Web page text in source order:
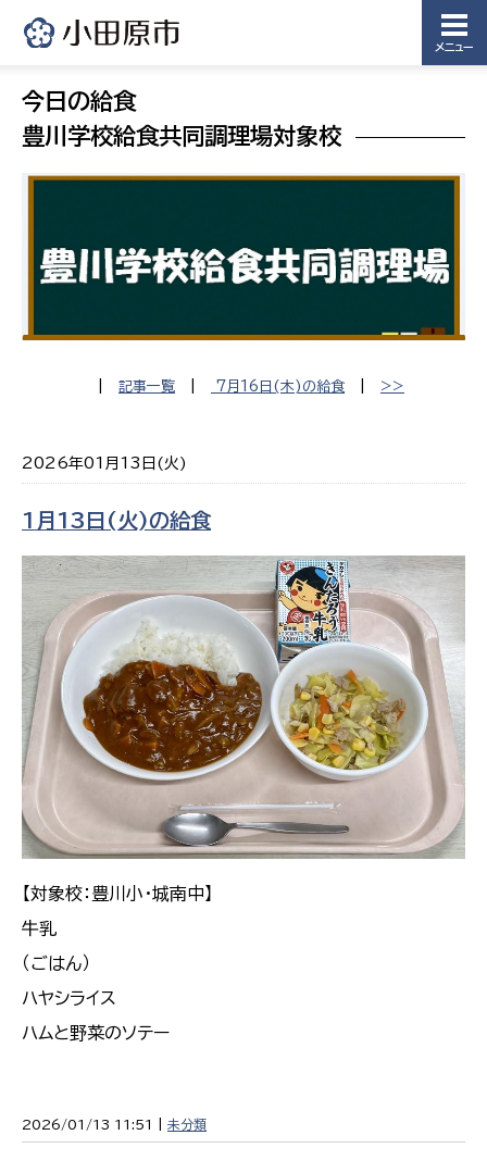
メニュー
今日の給食
豊川学校給食共同調理場対象校
記事一覧 7月16日(木)の給食 >>
2026年01月13日(火)
1月13日(火)の給食
【対象校：豊川小・城南中】
牛乳
（ごはん）
ハヤシライス
ハムと野菜のソテー
2026/01/13 11:51 | 未分類